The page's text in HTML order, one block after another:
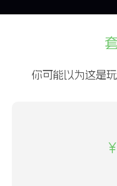
你可能以为这是
￥